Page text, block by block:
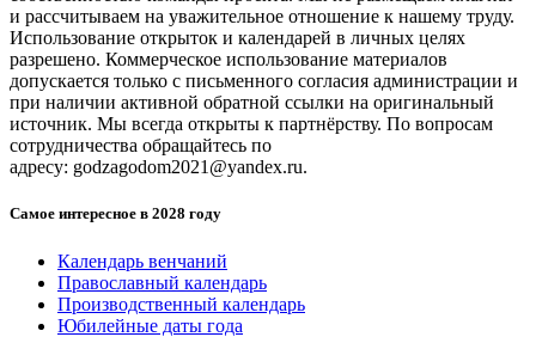
и рассчитываем на уважительное отношение к нашему труду.
Использование открыток и календарей в личных целях
разрешено. Коммерческое использование материалов
допускается только с письменного согласия администрации и
при наличии активной обратной ссылки на оригинальный
источник. Мы всегда открыты к партнёрству. По вопросам
сотрудничества обращайтесь по
адресу: godzagodom2021@yandex.ru.
Самое интересное в 2028 году
Календарь венчаний
Православный календарь
Производственный календарь
Юбилейные даты года